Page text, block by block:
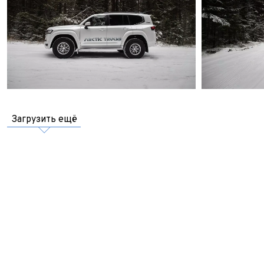
Загрузить ещё